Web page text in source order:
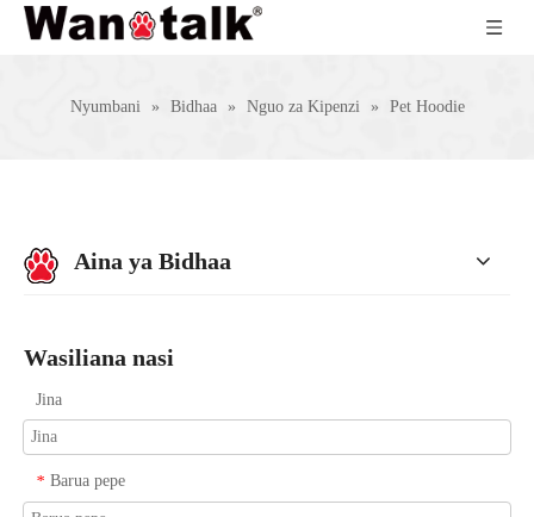
Nyumbani » Bidhaa » Nguo za Kipenzi » Pet Hoodie
Aina ya Bidhaa
Wasiliana nasi
Jina
* Barua pepe